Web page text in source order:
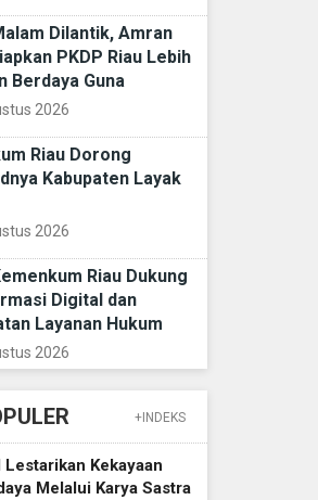
Dilantik, Amran
PKDP Riau Lebih
Berdaya Guna
2026
Riau Dorong
Kabupaten Layak
2026
Riau Dukung
Digital dan
Layanan Hukum
2026
+INDEKS
Lestarikan Kekayaan
Melalui Karya Sastra